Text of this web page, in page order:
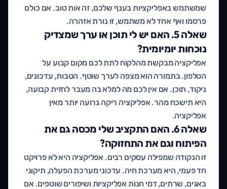
שמשתמש באפליקציות בענף שלכם, זה אות טוב. אם כולם
פרסמו ואף אחד לא משתמש, זו נורת אזהרה.
שאלה 5. האם יש לי תוכן או ערך שמצדיק
נוכחות יומיומית?
אפליקציה מבקשת מהלקוח לתת לכם מקום קבוע על
הטלפון. בתמורה הוא מצפה לערך שוטף. הטבות, עדכונים,
ניקוד, תוכן. אם אין לכם מה למלא בה מעבר לחזית קבועה,
היא תישכח מהר. אפליקציה ריקה גרועה יותר מאין
אפליקציה.
שאלה 6. האם התקציב שלי מכסה גם את
הפיתוח וגם את התחזוקה?
זו הנקודה שמפילה עסקים רבים. אפליקציה היא לא פרויקט
חד פעמי, היא מערכת חיה. עדכוני מערכת הפעלה, תיקוני
באגים, שרתים, דמי חנות אפליקציות ושיפורים שוטפים. אם